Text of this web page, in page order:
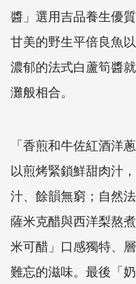
醬」選用吉品養生優
甘美的野生平倍良魚
濃郁的法式白蘆筍醬
灘般相合。
「香煎和牛佐紅酒洋
以煎烤緊鎖鮮甜肉汁
汁、餘韻無窮；自然
薩米克醋與西洋梨熬
米可醋」口感獨特、
難忘的滋味。最後「